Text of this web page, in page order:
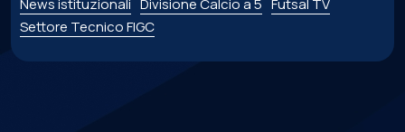
News istituzionali Divisione Calcio a 5 Futsal TV
Settore Tecnico FIGC